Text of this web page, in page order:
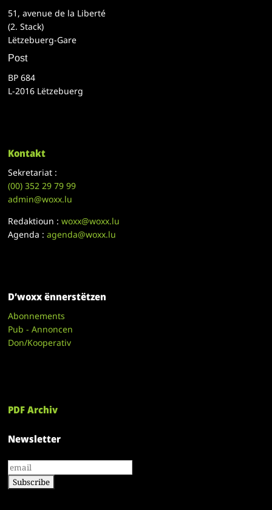
51, avenue de la Liberté
(2. Stack)
Lëtzebuerg-Gare
Post
BP 684
L-2016 Lëtzebuerg
Kontakt
Sekretariat :
(00)352 29 79 99
admin@woxx.lu
Redaktioun :woxx@woxx.lu
Agenda :agenda@woxx.lu
D’woxx ënnerstëtzen
Abonnements
Pub - Annoncen
Don/Kooperativ
PDF Archiv
Newsletter